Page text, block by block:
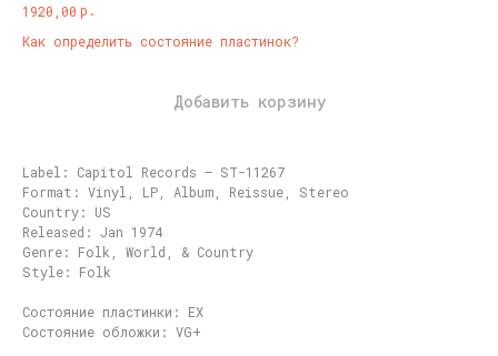
1920,00 р.
Как определить состояние пластинок?
Добавить корзину
Label: Capitol Records – ST-11267
Format: Vinyl, LP, Album, Reissue, Stereo
Country: US
Released: Jan 1974
Genre: Folk, World, & Country
Style: Folk
Состояние пластинки: EX
Состояние обложки: VG+